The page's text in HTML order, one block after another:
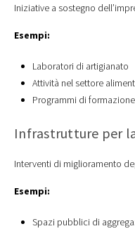
Iniziative a sostegno
Esempi:
Laboratori di artigianato
Attività nel settore
Programmi di
Infrastrutture per
Interventi di miglioramento
Esempi:
Spazi pubblici di